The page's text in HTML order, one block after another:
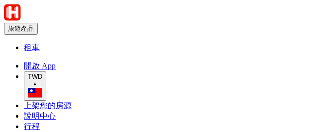
旅遊產品
租車
開啟 App
TWD
•
上架您的房源
說明中心
行程